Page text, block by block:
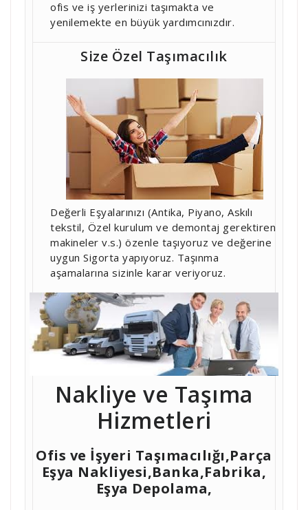
ofis ve iş yerlerinizi taşımakta ve
yenilemekte en büyük yardımcınızdır.
Size Özel Taşımacılık
Değerli Eşyalarınızı (Antika, Piyano, Askılı
tekstil, Özel kurulum ve demontaj gerektiren
makineler v.s.) özenle taşıyoruz ve değerine
uygun Sigorta yapıyoruz. Taşınma
aşamalarına sizinle karar veriyoruz.
Nakliye ve Taşıma
Hizmetleri
Ofis ve İşyeri Taşımacılığı,Parça
Eşya Nakliyesi,Banka,Fabrika,
Eşya Depolama,